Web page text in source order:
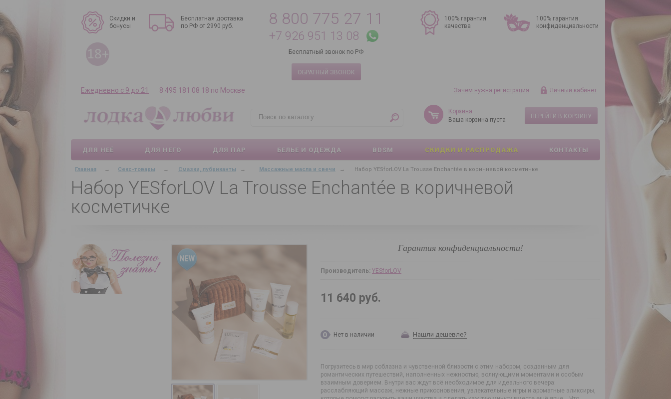
Скидки и
бонусы
Бесплатная доставка
по РФ от 2990 руб.
8 800 775 27 11
+7 926 951 13 08
Бесплатный звонок по РФ
ОБРАТНЫЙ ЗВОНОК
100% гарантия
качества
100% гарантия
конфиденциальности
Зачем нужна регистрация Личный кабинет
Ежедневно с 9 до 21 8 495 181 08 18 по Москве
Корзина
Ваша корзина пуста
ПЕРЕЙТИ В КОРЗИНУ
ДЛЯ НЕЁ ДЛЯ НЕГО ДЛЯ ПАР БЕЛЬЕ И ОДЕЖДА BDSM СКИДКИ И РАСПРОДАЖА КОНТАКТЫ
Главная → Секс-товары → Смазки, лубриканты → Массажные масла и свечи → Набор YESforLOV La Trousse Enchantée в коричневой косметичке
Набор YESforLOV La Trousse Enchantée в коричневой
косметичке
Гарантия конфиденциальности!
Производитель: YESforLOV
11 640 руб.
Нет в наличии Нашли дешевле?
Погрузитесь в мир соблазна и чувственной близости с этим набором, созданным для
романтических путешествий, наполненных нежностью, волнующими моментами и особым
взаимным доверием. Внутри вас ждут всё необходимое для идеального вечера:
расслабляющий массаж, нежные прикосновения, увлекательные игры и ароматные эликсиры,